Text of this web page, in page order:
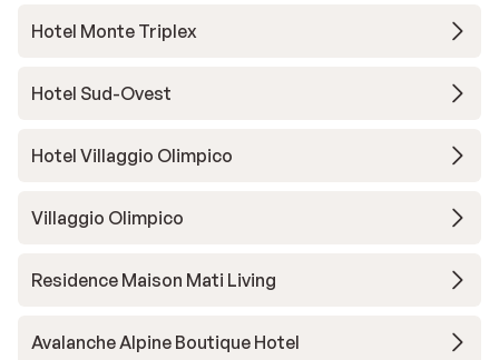
Hotel Monte Triplex
Hotel Sud-Ovest
Hotel Villaggio Olimpico
Villaggio Olimpico
Residence Maison Mati Living
Avalanche Alpine Boutique Hotel